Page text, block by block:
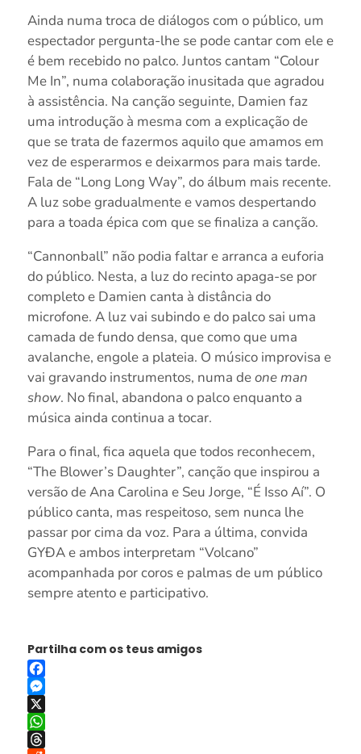
Ainda numa troca de diálogos com o público, um
espectador pergunta-lhe se pode cantar com ele e
é bem recebido no palco. Juntos cantam “Colour
Me In”, numa colaboração inusitada que agradou
à assistência. Na canção seguinte, Damien faz
uma introdução à mesma com a explicação de
que se trata de fazermos aquilo que amamos em
vez de esperarmos e deixarmos para mais tarde.
Fala de “Long Long Way”, do álbum mais recente.
A luz sobe gradualmente e vamos despertando
para a toada épica com que se finaliza a canção.
“Cannonball” não podia faltar e arranca a euforia
do público. Nesta, a luz do recinto apaga-se por
completo e Damien canta à distância do
microfone. A luz vai subindo e do palco sai uma
camada de fundo densa, que como que uma
avalanche, engole a plateia. O músico improvisa e
vai gravando instrumentos, numa deone man
show. No final, abandona o palco enquanto a
música ainda continua a tocar.
Para o final, fica aquela que todos reconhecem,
“The Blower’s Daughter”, canção que inspirou a
versão de Ana Carolina e Seu Jorge, “É Isso Aí”. O
público canta, mas respeitoso, sem nunca lhe
passar por cima da voz. Para a última, convida
GYÐA e ambos interpretam “Volcano”
acompanhada por coros e palmas de um público
sempre atento e participativo.
Partilha com os teus amigos
Facebook
Messenger
X
WhatsApp